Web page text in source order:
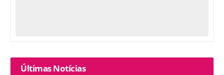
Últimas Notícias